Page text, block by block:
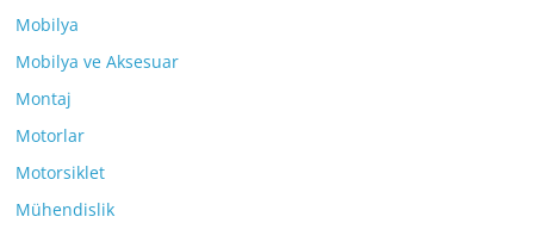
Mobilya
Mobilya ve Aksesuar
Montaj
Motorlar
Motorsiklet
Mühendislik